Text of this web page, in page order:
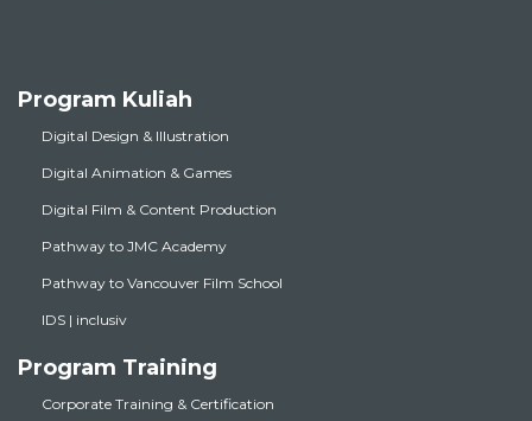
Program Kuliah
Digital Design & Illustration
Digital Animation & Games
Digital Film & Content Production
Pathway to JMC Academy
Pathway to Vancouver Film School
IDS | inclusiv
Program Training
Corporate Training & Certification